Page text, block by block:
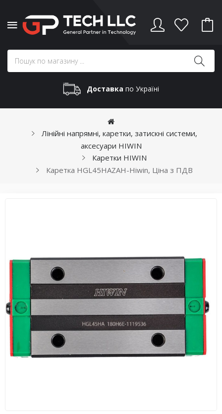
Доставка по Україні
Лінійні напрямні, каретки, затискні системи,
аксесуари HIWIN
Каретки HIWIN
Каретка HGL45HAZAH-Hiwin, Ціна з ПДВ